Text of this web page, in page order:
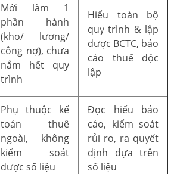
Mới làm 1
phần hành
(kho/ lương/
công nợ), chưa
nắm hết quy
trình
Hiểu toàn bộ
quy trình & lập
được BCTC, báo
cáo thuế độc
lập
Phụ thuộc kế
toán thuê
ngoài, không
kiểm soát
được số liệu
Đọc hiểu báo
cáo, kiểm soát
rủi ro, ra quyết
định dựa trên
số liệu